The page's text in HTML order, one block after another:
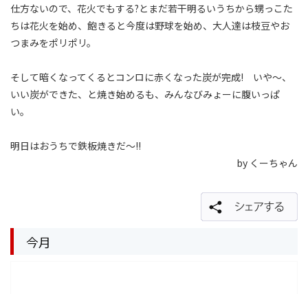
仕方ないので、花火でもする?とまだ若干明るいうちから甥っこた
ちは花火を始め、飽きると今度は野球を始め、大人達は枝豆やお
つまみをポリポリ。
そして暗くなってくるとコンロに赤くなった炭が完成! いや〜、
いい炭ができた、と焼き始めるも、みんなびみょーに腹いっぱ
い。
明日はおうちで鉄板焼きだ〜!!
by くーちゃん
今月